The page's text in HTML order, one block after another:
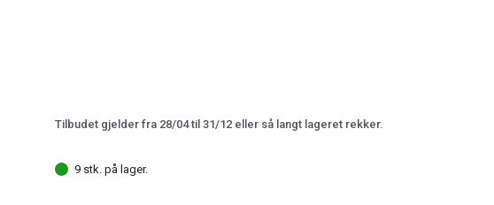
Tilbudet gjelder fra 28/04 til 31/12 eller så langt lageret rekker.
9 stk. på lager.